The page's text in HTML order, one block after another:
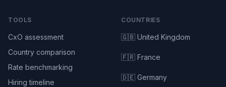
TOOLS
CxO assessment
Country comparison
Rate benchmarking
Hiring timeline
COUNTRIES
🇬🇧 United Kingdom
🇫🇷 France
🇩🇪 Germany